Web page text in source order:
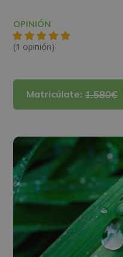
OPINIÓN
(1 opinión)
Matricúlate:1.580€